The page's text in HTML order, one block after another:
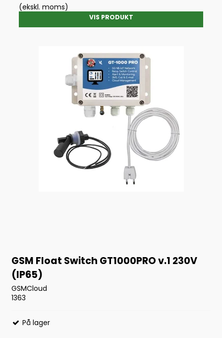
(ekskl. moms)
VIS PRODUKT
GSM Float Switch GT1000PRO v.1 230V
(IP65)
GSMCloud
1363
På lager